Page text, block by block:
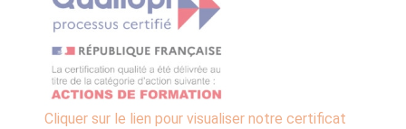
Cliquer sur le lien pour visualiser notre certificat